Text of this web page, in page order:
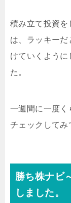
積み立て投資
は、ラッキー
けていくように
た。
一週間に一度く
チェックしてみ
勝ち株ナビ
しました。